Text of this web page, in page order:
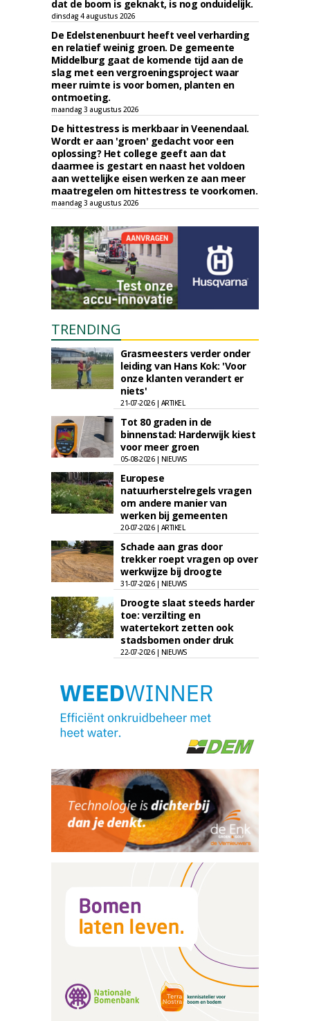
dat de boom is geknakt, is nog onduidelijk.
dinsdag 4 augustus 2026
De Edelstenenbuurt heeft veel verharding
en relatief weinig groen. De gemeente
Middelburg gaat de komende tijd aan de
slag met een vergroeningsproject waar
meer ruimte is voor bomen, planten en
ontmoeting.
maandag 3 augustus 2026
De hittestress is merkbaar in Veenendaal.
Wordt er aan 'groen' gedacht voor een
oplossing? Het college geeft aan dat
daarmee is gestart en naast het voldoen
aan wettelijke eisen werken ze aan meer
maatregelen om hittestress te voorkomen.
maandag 3 augustus 2026
TRENDING
Grasmeesters verder onder
leiding van Hans Kok: 'Voor
onze klanten verandert er
niets'
21-07-2026 | ARTIKEL
Tot 80 graden in de
binnenstad: Harderwijk kiest
voor meer groen
05-08-2026 | NIEUWS
Europese
natuurherstelregels vragen
om andere manier van
werken bij gemeenten
20-07-2026 | ARTIKEL
Schade aan gras door
trekker roept vragen op over
werkwijze bij droogte
31-07-2026 | NIEUWS
Droogte slaat steeds harder
toe: verzilting en
watertekort zetten ook
stadsbomen onder druk
22-07-2026 | NIEUWS